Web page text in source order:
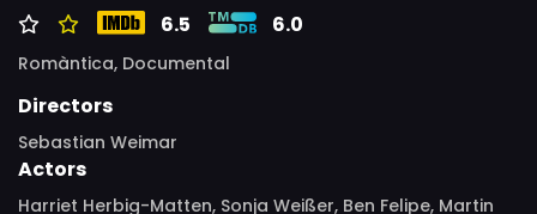
6.5 6.0
Romàntica, Documental
Directors
Sebastian Weimar
Actors
Harriet Herbig-Matten, Sonja Weißer, Ben Felipe, Martin